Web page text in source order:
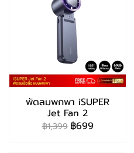
พัดลมพกพา iSUPER
Jet Fan 2
฿1,399 ฿699